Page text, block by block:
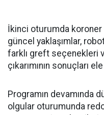
İkinci oturumda
güncel yaklaşımlar,
farklı greft seçenekleri
çıkarımının sonuçları ele
Programın devamında
olgular oturumunda